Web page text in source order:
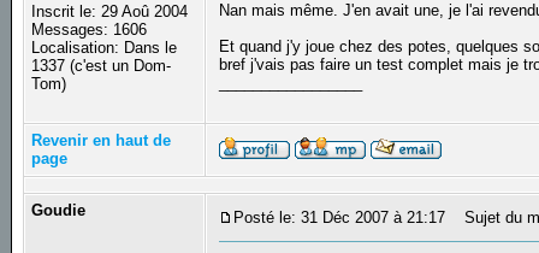
Inscrit le: 29 Aoû 2004
Messages: 1606
Localisation: Dans le
1337 (c'est un Dom-
Tom)
Nan mais même. J'en avait une, je l'ai
Et quand j'y joue chez des potes, quelques
bref j'vais pas faire un test complet mais je
Revenir en haut de
page
Goudie Posté le: 31 Déc 2007 à 21:17 Sujet du